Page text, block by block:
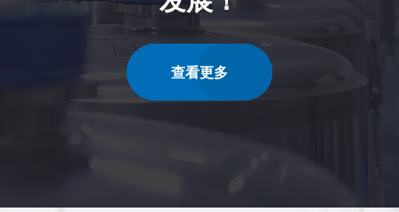
查看更多